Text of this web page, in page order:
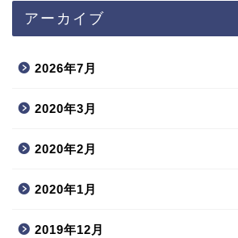
アーカイブ
2026年7月
2020年3月
2020年2月
2020年1月
2019年12月